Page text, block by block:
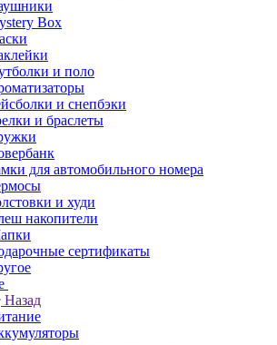
Box
и поло
и снепбэки
и браслеты
для автомобильного номера
и худи
накопители
сертификаты
Назад